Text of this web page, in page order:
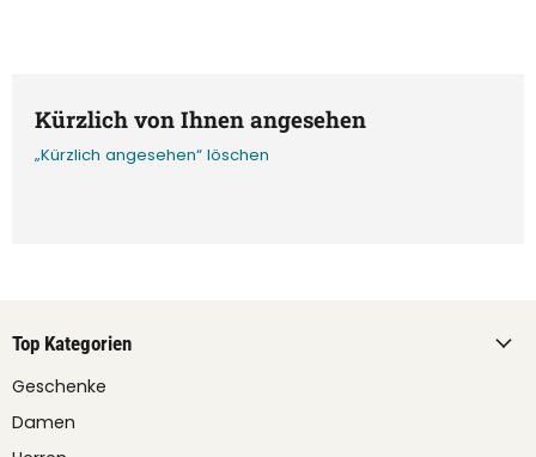
Kürzlich von Ihnen angesehen
„Kürzlich angesehen“ löschen
Top Kategorien
Geschenke
Damen